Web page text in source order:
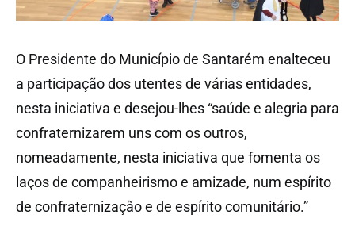
O Presidente do Município de Santarém enalteceu
a participação dos utentes de várias entidades,
nesta iniciativa e desejou-lhes “saúde e alegria para
confraternizarem uns com os outros,
nomeadamente, nesta iniciativa que fomenta os
laços de companheirismo e amizade, num espírito
de confraternização e de espírito comunitário.”